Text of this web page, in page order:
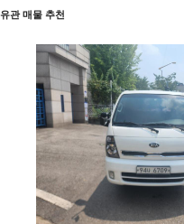
유관 매물 추천